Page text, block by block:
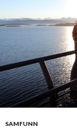
SAMFUNN